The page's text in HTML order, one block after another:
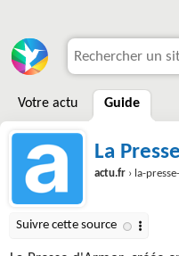
Votre actu Guide
La
actu.fr › la-